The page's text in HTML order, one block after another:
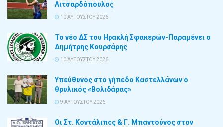
Λιτσαρδόπουλος
10 ΑΥΓΟΎΣΤΟΥ 2026
Το νέο ΔΣ του Ηρακλή Σφακερών-Παραμένει ο
Δημήτρης Κουρσάρης
10 ΑΥΓΟΎΣΤΟΥ 2026
Υπεύθυνος στο γήπεδο Καστελλάνων ο
θρυλικός «Βολιδάρας»
9 ΑΥΓΟΎΣΤΟΥ 2026
Οι Στ. Κοντάλιπος & Γ. Μπαντούνος στον